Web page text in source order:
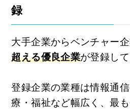
録
大手企業からベンチャー企
超える優良企業が登録して
登録企業の業種は情報通
療・福祉など幅広く、最